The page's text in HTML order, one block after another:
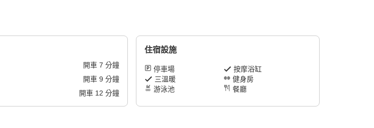
開車 7 分鐘
開車 9 分鐘
開車 12 分鐘
住宿設施
停車場
按摩浴缸
三溫暖
健身房
游泳池
餐廳